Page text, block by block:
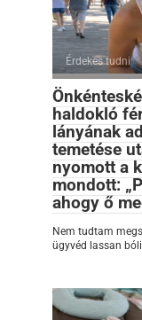
Érdekes tudni
haldokló
lányának
temetése
nyomott a
mondott:
ahogy ő
Nem tudtam
ügyvéd lassan